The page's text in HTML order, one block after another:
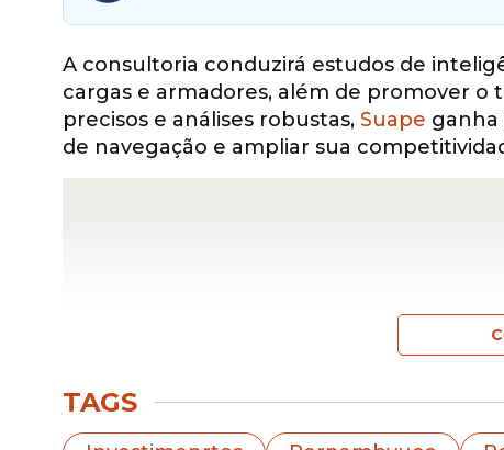
A consultoria conduzirá estudos de
cargas e armadores, além de promover
precisos e análises robustas, Suape ganha
de navegação e ampliar sua
TAGS